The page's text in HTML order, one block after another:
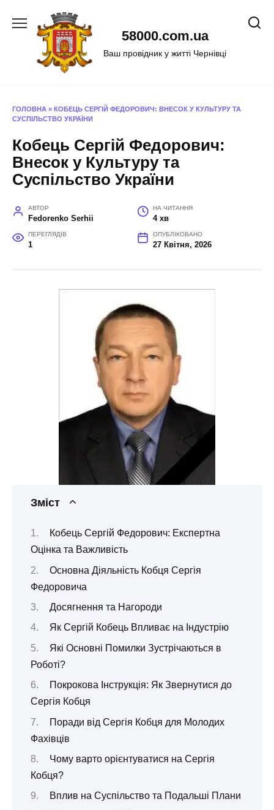
58000.com.ua
Ваш провідник у житті Чернівці
ГОЛОВНА » КОБЕЦЬ СЕРГІЙ ФЕДОРОВИЧ: ВНЕСОК У КУЛЬТУРУ ТА
СУСПІЛЬСТВО УКРАЇНИ
Кобець Сергій Федорович:
Внесок у Культуру та
Суспільство України
АВТОР
Fedorenko Serhii
НА ЧИТАННЯ
4 хв
ПЕРЕГЛЯДІВ
1
ОПУБЛІКОВАНО
27 Квітня, 2026
Зміст
Кобець Сергій Федорович: Експертна
Оцінка та Важливість
Основна Діяльність Кобця Сергія
Федоровича
Досягнення та Нагороди
Як Сергій Кобець Впливає на Індустрію
Які Основні Помилки Зустрічаються в
Роботі?
Покрокова Інструкція: Як Звернутися до
Сергія Кобця
Поради від Сергія Кобця для Молодих
Фахівців
Чому варто орієнтуватися на Сергія
Кобця?
Вплив на Суспільство та Подальші Плани